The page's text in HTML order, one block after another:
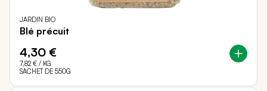
JARDIN BIO
Blé précuit
4,30 €
7,82 € / KG
SACHET DE 550G